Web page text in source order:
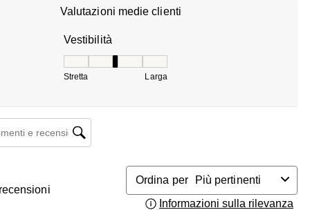
Valutazioni medie clienti
Vestibilità
Stretta Larga
e ricerca delle recensioni
recensioni
Ordina per
Più pertinenti
Informazioni sulla rilevanza